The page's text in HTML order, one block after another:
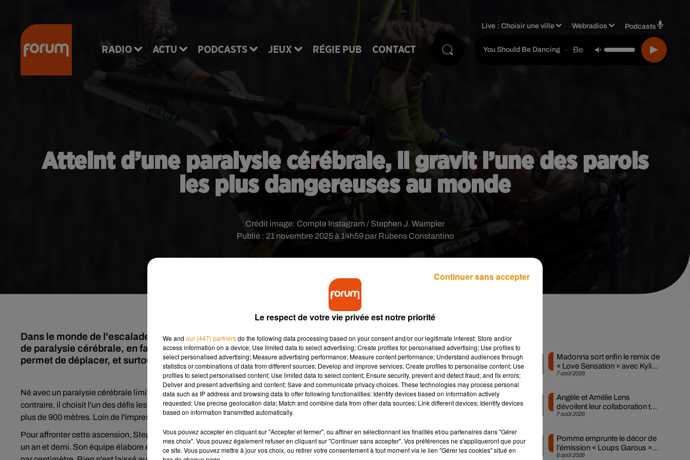
RADIO ACTU PODCASTS JEUX RÉGIE PUB CONTACT
Live :Choisir une ville Webradios Podcasts
You Should Be Dancing - Bee Gees
Atteint d’une paralysie cérébrale, il gravit l’une des parois
les plus dangereuses au monde
Publié : 21 novembre 2025 à 14h59 par Rubens Constantino
Crédit image: Compte Instagram / Stephen J. Wampler
Dans le monde de l'escalade, certains exploits défient la logique. Celui de Stephen Wampler, atteint
de paralysie cérébrale, en fait partie. En s'attaquant à El Capitan, il a prouvé que la volonté seule
permet de déplacer, et surtout dans son cas, gravir des montagnes.
Né avec un paralysie cérébrale limitant fortement sa motricité, Stephen Wampler aurait pu renoncer à bien des rêves. Au
contraire, il choisit l'un des défis les plus intimidants : El Capitan, monolithe mythique de Yosemite, une paroi verticale de
plus de 900 mètres. Loin de l'impressioner, il prend plutôt ça comme un objectif de vie.
Pour affronter cette ascension, Stephen a suivi un programme d'une intensité rare : jusqu'à 3000 tractions par jour, pendant
un an et demi. Son équipe élabore également un siège d'escalade adapté, lui permettant de hisser son corps au centimètre
Musique
7 août 2026
Madonna sort enfin le remix de
« Love Sensation » avec Kylie
Minogue
7 août 2026
Angèle et Amélie Lens
dévoilent leur collaboration tant
attendue
6 août 2026
Pomme emprunte le décor de
l’émission « Loups Garous »
pour son...
Le respect de votre vie privée est notre priorité
We and our (447) partnersdo the following data processing based on your consent and/or our legitimate interest: Store and/or
access information on a device; Use limited data to select advertising; Create profiles for personalised advertising; Use profiles to
select personalised advertising; Measure advertising performance; Measure content performance; Understand audiences through
statistics or combinations of data from different sources; Develop and improve services; Create profiles to personalise content; Use
profiles to select personalised content; Use limited data to select content; Ensure security, prevent and detect fraud, and fix errors;
Deliver and present advertising and content; Save and communicate privacy choices. These technologies may process personal
data such as IP address and browsing data to offer following functionalities: Identify devices based on information actively
requested; Use precise geolocation data; Match and combine data from other data sources; Link different devices; Identify devices
based on information transmitted automatically.
Vous pouvez accepter en cliquant sur "Accepter et fermer", ou affiner en sélectionnant les finalités et/ou partenaires dans "Gérer
mes choix". Vous pouvez également refuser en cliquant sur "Continuer sans accepter". Vos préférences ne s'appliqueront que pour
ce site. Vous pouvez mettre à jour vos choix, ou retirer votre consentement à tout moment via le lien "Gérer les cookies" situé en
Continuer sans accepter